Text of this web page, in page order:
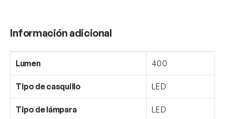
Información adicional
Lumen 400
Tipo de casquillo LED
Tipo de lámpara LED